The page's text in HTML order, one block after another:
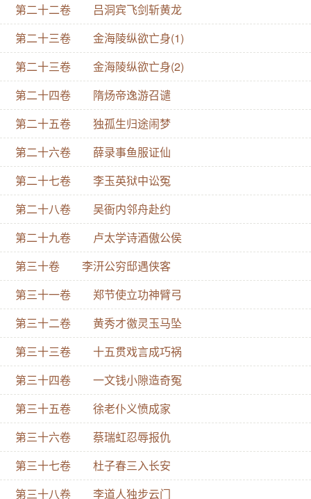
第二十二卷 吕洞宾飞剑斩黄龙
第二十三卷 金海陵纵欲亡身(1)
第二十三卷 金海陵纵欲亡身(2)
第二十四卷 隋炀帝逸游召谴
第二十五卷 独孤生归途闹梦
第二十六卷 薛录事鱼服证仙
第二十七卷 李玉英狱中讼冤
第二十八卷 吴衙内邻舟赴约
第二十九卷 卢太学诗酒傲公侯
第三十卷 李汧公穷邸遇侠客
第三十一卷 郑节使立功神臂弓
第三十二卷 黄秀才徼灵玉马坠
第三十三卷 十五贯戏言成巧祸
第三十四卷 一文钱小隙造奇冤
第三十五卷 徐老仆义愤成家
第三十六卷 蔡瑞虹忍辱报仇
第三十七卷 杜子春三入长安
第三十八卷 李道人独步云门